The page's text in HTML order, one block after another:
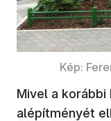
Kép:
Mivel a
alépítményét